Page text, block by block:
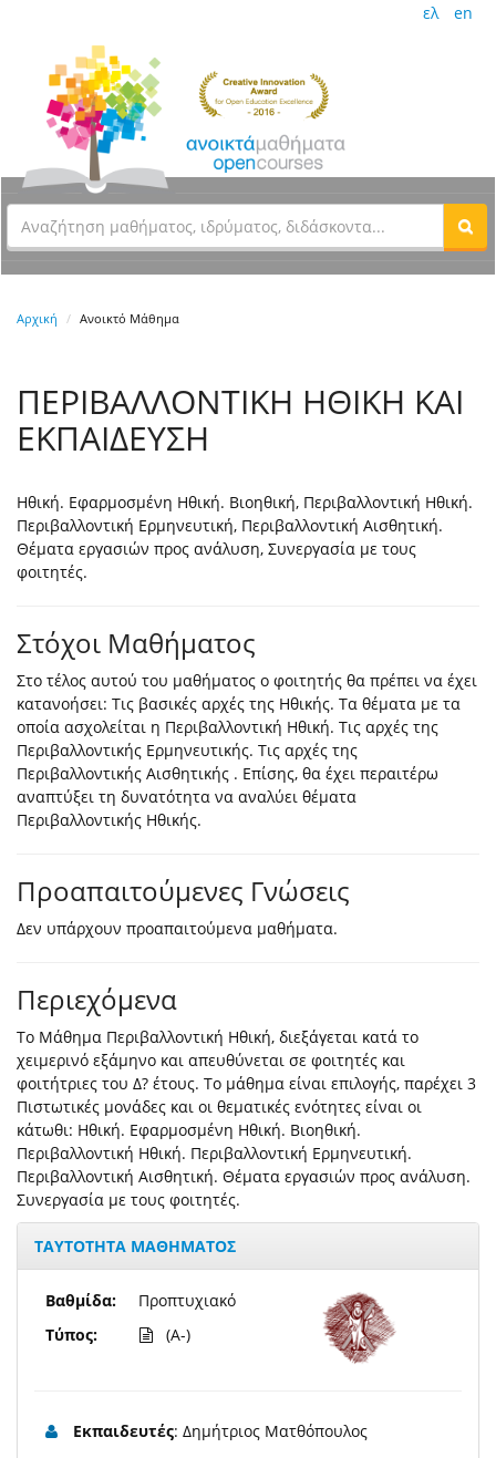
ελ en
Αρχική Ανοικτό Μάθημα
ΠΕΡΙΒΑΛΛΟΝΤΙΚΗ ΗΘΙΚΗ ΚΑΙ
ΕΚΠΑΙΔΕΥΣΗ
Ηθική. Εφαρμοσμένη Ηθική. Βιοηθική, Περιβαλλοντική Ηθική.
Περιβαλλοντική Ερμηνευτική, Περιβαλλοντική Αισθητική.
Θέματα εργασιών προς ανάλυση, Συνεργασία με τους
φοιτητές.
Στόχοι Μαθήματος
Στο τέλος αυτού του μαθήματος ο φοιτητής θα πρέπει να έχει
κατανοήσει: Τις βασικές αρχές της Ηθικής. Τα θέματα με τα
οποία ασχολείται η Περιβαλλοντική Ηθική. Τις αρχές της
Περιβαλλοντικής Ερμηνευτικής. Τις αρχές της
Περιβαλλοντικής Αισθητικής . Επίσης, θα έχει περαιτέρω
αναπτύξει τη δυνατότητα να αναλύει θέματα
Περιβαλλοντικής Ηθικής.
Προαπαιτούμενες Γνώσεις
Δεν υπάρχουν προαπαιτούμενα μαθήματα.
Περιεχόμενα
Το Μάθημα Περιβαλλοντική Ηθική, διεξάγεται κατά το
χειμερινό εξάμηνο και απευθύνεται σε φοιτητές και
φοιτήτριες του Δ? έτους. Το μάθημα είναι επιλογής, παρέχει 3
Πιστωτικές μονάδες και οι θεματικές ενότητες είναι οι
κάτωθι: Ηθική. Εφαρμοσμένη Ηθική. Βιοηθική.
Περιβαλλοντική Ηθική. Περιβαλλοντική Ερμηνευτική.
Περιβαλλοντική Αισθητική. Θέματα εργασιών προς ανάλυση.
Συνεργασία με τους φοιτητές.
ΤΑΥΤΟΤΗΤΑ ΜΑΘΗΜΑΤΟΣ
Βαθμίδα:
Τύπος:
Προπτυχιακό
(A-)
Εκπαιδευτές: Δημήτριος Ματθόπουλος